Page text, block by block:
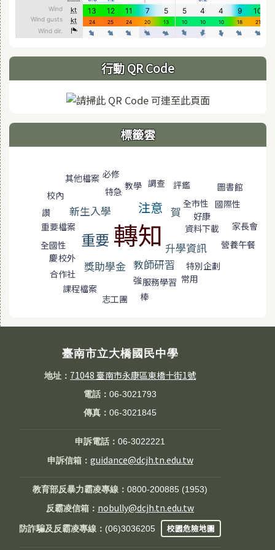
行動 QR Code
標籤雲
其他檔案 必修
校內
特急
教學 調查 評鑑 圖書館
讚 新生入學 注意 賀
全市性 國際性
重要檔案
轉知
好康
重要
資料下載
家長會
全國性
校外
升學資訊
營養午餐
慶
合作社
獎助學金 教師研習
特別企劃
課程檔案
強服務學習 常用
志工團
棒
臺南市立大橋國民中學
地址： 71048 臺南市永康區東橋十街1號
電話：06-3021793
傳真：06-3021845
申訴電話：06-3022221
申訴信箱： guidance@dcjh.tn.edu.tw
教育部反暴力霸凌專線：0800-200885 (1953)
反霸凌信箱： nobully@dcjh.tn.edu.tw
防詐騙及反霸凌專線： (06)3036205 校園危險地圖